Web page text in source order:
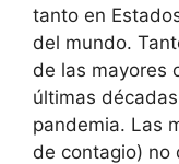
tanto en
del mundo.
de las mayores
últimas
pandemia. Las
de contagio) no